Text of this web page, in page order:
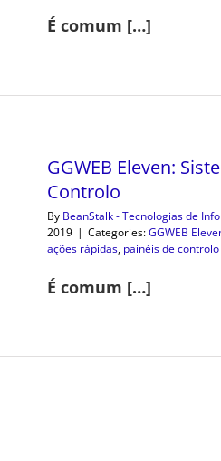
É comum […]
GGWEB Eleven:
Controlo
By BeanStalk - Tecnologias de
2019 | Categories:GGWEB
ações rápidas, painéis de controlo
É comum […]